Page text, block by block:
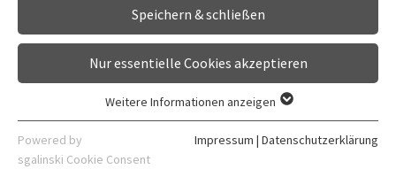
Forschung
Karriere
Med. Technologe für Radiologie
Speichern & schließen
Nur essentielle Cookies akzeptieren
Essentielle Cookies werden für grundlegende Funktionen der
Webseite benötigt. Dadurch ist gewährleistet, dass die
Weitere Informationen anzeigen
Powered by
sgalinski Cookie Consent
Impressum | Datenschutzerklärung